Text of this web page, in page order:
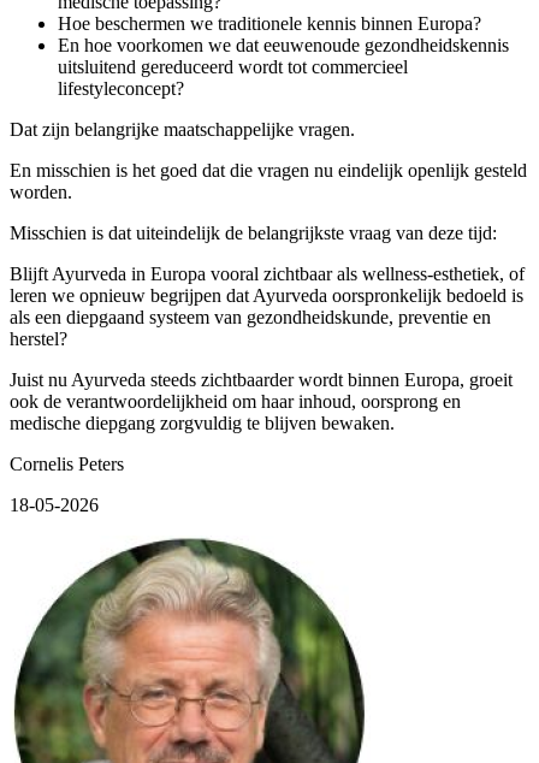
Hoe beschermen we traditionele kennis binnen Europa?
En hoe voorkomen we dat eeuwenoude gezondheidskennis
uitsluitend gereduceerd wordt tot commercieel
lifestyleconcept?
Dat zijn belangrijke maatschappelijke vragen.
En misschien is het goed dat die vragen nu eindelijk openlijk gesteld
worden.
Misschien is dat uiteindelijk de belangrijkste vraag van deze tijd:
Blijft Ayurveda in Europa vooral zichtbaar als wellness-esthetiek, of
leren we opnieuw begrijpen dat Ayurveda oorspronkelijk bedoeld is
als een diepgaand systeem van gezondheidskunde, preventie en
herstel?
Juist nu Ayurveda steeds zichtbaarder wordt binnen Europa, groeit
ook de verantwoordelijkheid om haar inhoud, oorsprong en
medische diepgang zorgvuldig te blijven bewaken.
Cornelis Peters
18-05-2026